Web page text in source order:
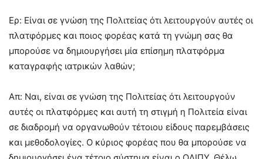
Ερ: Είναι σε γνώση της Πολιτείας ότι λειτουργούν αυτές οι
πλατφόρμες και ποιος φορέας κατά τη γνώμη σας θα
μπορούσε να δημιουργήσει μία επίσημη πλατφόρμα
καταγραφής ιατρικών λαθών;
Απ: Ναι, είναι σε γνώση της Πολιτείας ότι λειτουργούν
αυτές οι πλατφόρμες και αυτή τη στιγμή η Πολιτεία είναι
σε διαδρομή να οργανωθούν τέτοιου είδους παρεμβάσεις
και μεθοδολογίες. Ο κύριος φορέας που θα μπορούσε να